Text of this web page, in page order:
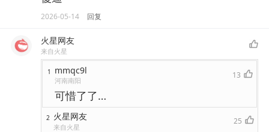
2026-05-14 回复
火星网友
来自火星
1 mmqc9l
河南南阳
13
可惜了了…
2 火星网友
来自火星
25